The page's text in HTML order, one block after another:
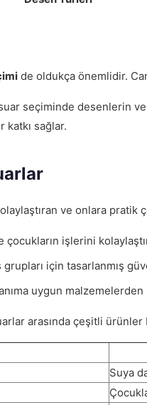
de oldukça önemlidir.
seçiminde desenlerin
katkı sağlar.
ve onlara
işlerini
için tasarlanmış
uygun
arasında çeşitli ürünler
Suya